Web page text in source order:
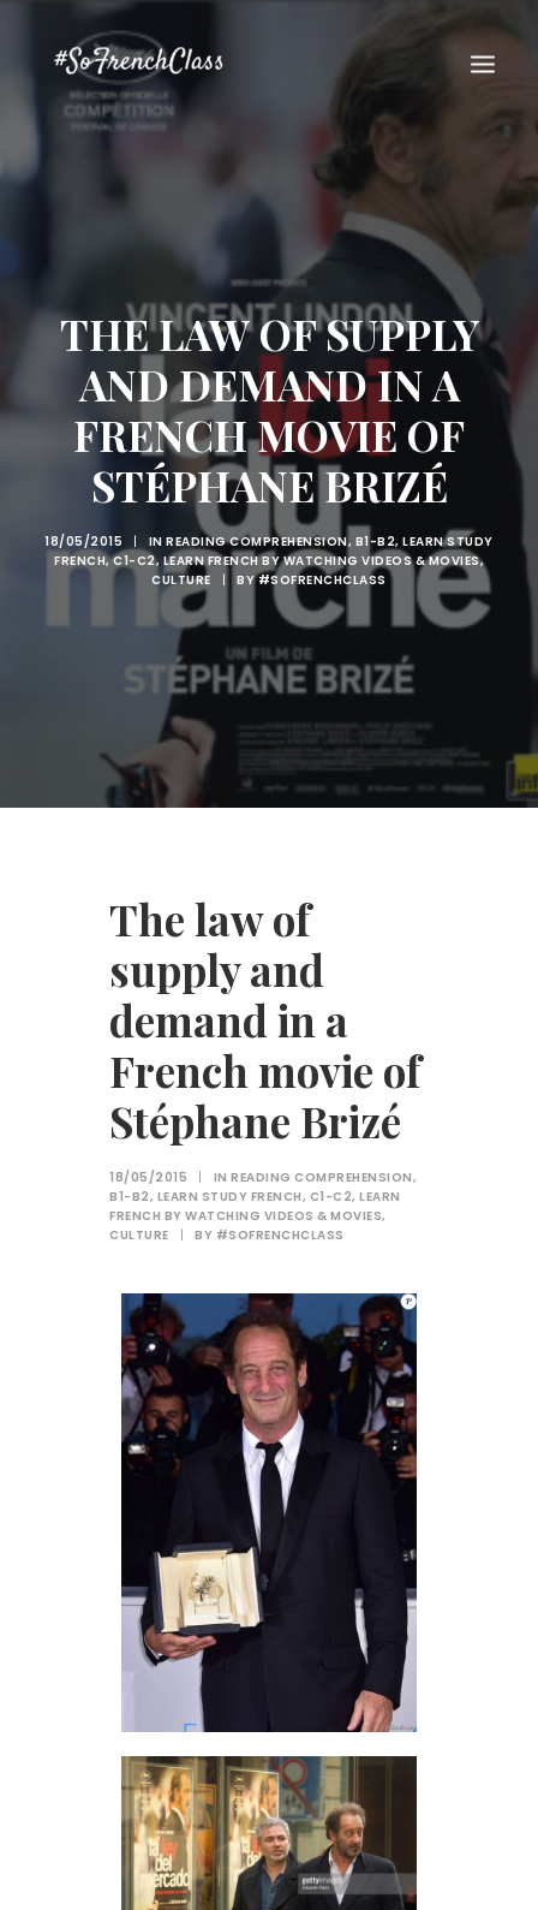
#SOFRENCHCLASS PRIVACY POLICY
Recherche
THE LAW OF SUPPLY
AND DEMAND IN A
FRENCH MOVIE OF
STÉPHANE BRIZÉ
18/05/2015 | INREADING COMPREHENSION, B1-B2,LEARN STUDY
FRENCH,C1-C2, LEARN FRENCH BY WATCHING VIDEOS & MOVIES,
CULTURE
| BY#SOFRENCHCLASS
The law of
supply and
demand in a
French movie of
Stéphane Brizé
18/05/2015 | IN READING COMPREHENSION,
B1-B2, LEARN STUDY FRENCH, C1-C2, LEARN
FRENCH BY WATCHING VIDEOS & MOVIES,
CULTURE
| BY #SOFRENCHCLASS